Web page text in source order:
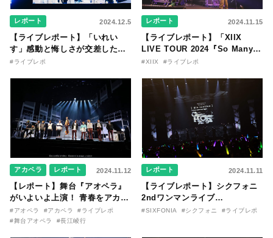
レポート 2024.12.5
【ライブレポート】「いれい
す」感動と悔しさが交差した自
身初となるドーム公演、次なる
#ライブレポ
レポート 2024.11.15
【ライブレポート】「XIIX
LIVE TOUR 2024『So Many
Stars』」
#XIIX #ライブレポ
アカペラ レポート 2024.11.12
【レポート】舞台『アオペラ』
がいよいよ上演！ 青春をアカペ
ラに懸ける高校生たちの物語
と、劇場に響き渡るハーモニ
#アオペラ #アカペラ
#ライブレポ
#舞台アオペラ
#長江崚行
レポート 2024.11.11
【ライブレポート】シクフォニ
2ndワンマンライブ
「SIXFONIA One Man
#SIXFONIA #シクフォニ #ライブレポ